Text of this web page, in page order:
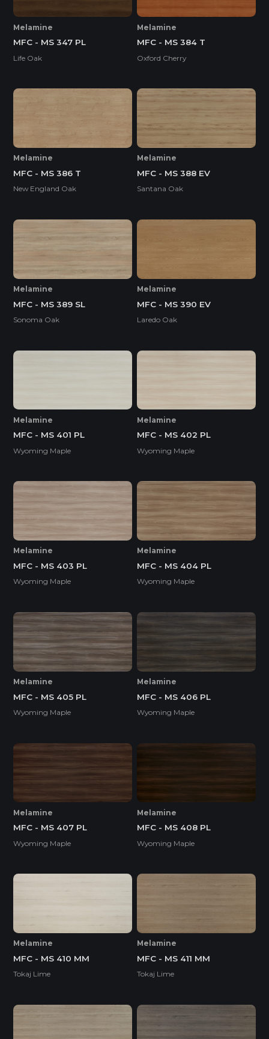
Melamine
MFC - MS 347 PL
Life Oak
Melamine
MFC - MS 384 T
Oxford Cherry
Melamine
MFC - MS 386 T
New England Oak
Melamine
MFC - MS 388 EV
Santana Oak
Melamine
MFC - MS 389 SL
Sonoma Oak
Melamine
MFC - MS 390 EV
Laredo Oak
Melamine
MFC - MS 401 PL
Wyoming Maple
Melamine
MFC - MS 402 PL
Wyoming Maple
Melamine
MFC - MS 403 PL
Wyoming Maple
Melamine
MFC - MS 404 PL
Wyoming Maple
Melamine
MFC - MS 405 PL
Wyoming Maple
Melamine
MFC - MS 406 PL
Wyoming Maple
Melamine
MFC - MS 407 PL
Wyoming Maple
Melamine
MFC - MS 408 PL
Wyoming Maple
Melamine
MFC - MS 410 MM
Tokaj Lime
Melamine
MFC - MS 411 MM
Tokaj Lime